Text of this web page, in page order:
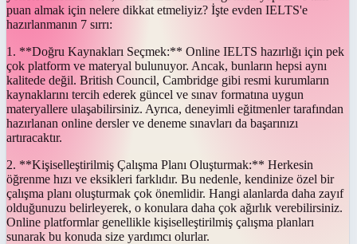
puan almak için nelere dikkat etmeliyiz? İşte evden IELTS'e
hazırlanmanın 7 sırrı:
1. **Doğru Kaynakları Seçmek:** Online IELTS hazırlığı için pek
çok platform ve materyal bulunuyor. Ancak, bunların hepsi aynı
kalitede değil. British Council, Cambridge gibi resmi kurumların
kaynaklarını tercih ederek güncel ve sınav formatına uygun
materyallere ulaşabilirsiniz. Ayrıca, deneyimli eğitmenler tarafından
hazırlanan online dersler ve deneme sınavları da başarınızı
artıracaktır.
2. **Kişiselleştirilmiş Çalışma Planı Oluşturmak:** Herkesin
öğrenme hızı ve eksikleri farklıdır. Bu nedenle, kendinize özel bir
çalışma planı oluşturmak çok önemlidir. Hangi alanlarda daha zayıf
olduğunuzu belirleyerek, o konulara daha çok ağırlık verebilirsiniz.
Online platformlar genellikle kişiselleştirilmiş çalışma planları
sunarak bu konuda size yardımcı olurlar.